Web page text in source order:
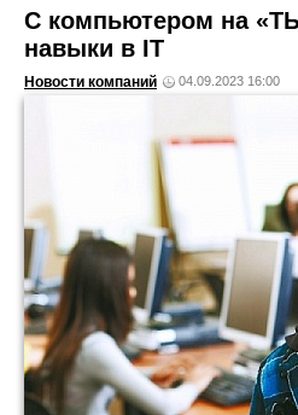
С компьютером на
навыки в IT
Новости компаний 04.09.2023 16:00